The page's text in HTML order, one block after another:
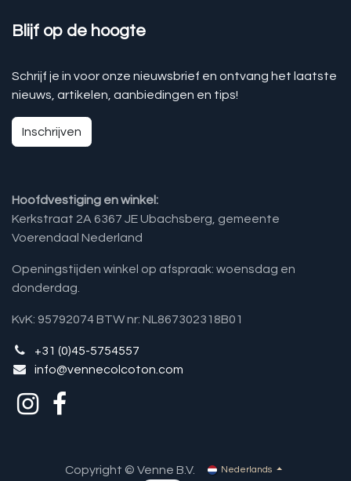
Blijf op de hoogte
Schrijf je in voor onze nieuwsbrief en ontvang het laatste
nieuws, artikelen, aanbiedingen en tips!
Inschrijven
Hoofdvestiging en winkel:
Kerkstraat 2A 6367 JE Ubachsberg, gemeente
Voerendaal Nederland
Openingstijden winkel op afspraak: woensdag en
donderdag.
KvK: 95792074 BTW nr: NL867302318B01
+31 (0)45-5754557
info@vennecolcoton.com
Copyright © Venne B.V. Nederlands